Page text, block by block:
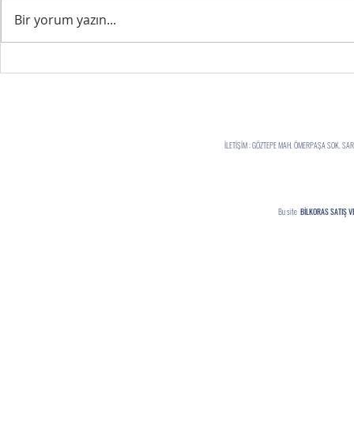
ELALEMİ MUTLU EDERKEN...
Bir yorum yazın...
İLETİŞİM : GÖZTEPE MAH. ÖMERPAŞA
Bu siteBİLKORAS SATIŞ